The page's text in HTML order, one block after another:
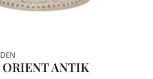
ORIENT ANTIK